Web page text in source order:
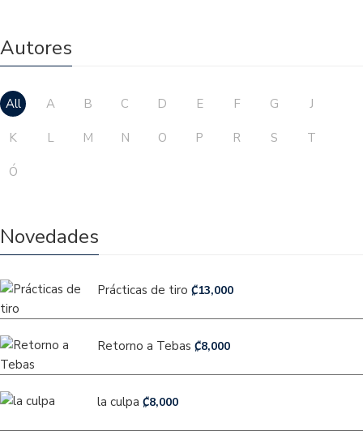
Autores
All A B C D E F G J
K L M N O P R S T
Ó
Novedades
Prácticas de tiro ₡13,000
Retorno a Tebas ₡8,000
la culpa ₡8,000